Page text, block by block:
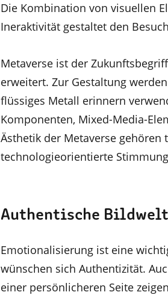
Die Kombination von visuellen
Ineraktivität gestaltet den
Metaverse ist der
erweitert. Zur Gestaltung
flüssiges Metall erinnern
Komponenten, Mixed-Media-
Ästhetik der Metaverse
technologieorientierte
Authentische
Emotionalisierung ist eine
wünschen sich Authentizität.
einer persönlicheren Seite